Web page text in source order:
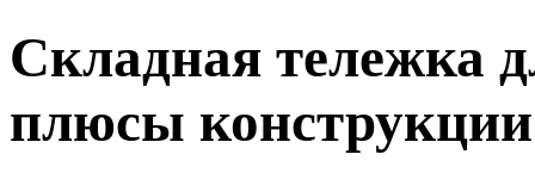
Складная тележка
плюсы